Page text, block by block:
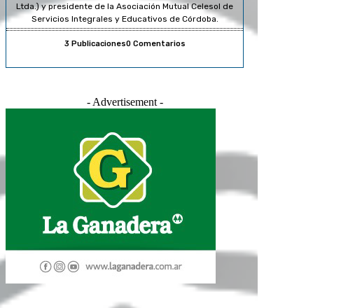
Ltda.) y presidente de la Asociación Mutual Celesol de
Servicios Integrales y Educativos de Córdoba.
3 Publicaciones0 Comentarios
- Advertisement -